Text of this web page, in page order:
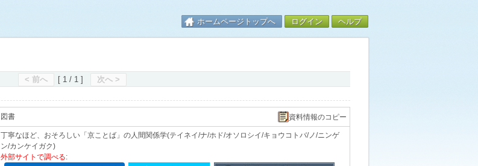
ホームページトップへ ログイン ヘルプ
< 前へ [ 1 / 1 ] 次へ >
図書 資料情報のコピー
丁寧なほど、おそろしい「京ことば」の人間関係学(テイネイ/ナ/ホド/オソロシイ/キョウコトバ/ノ/ニンゲ
ン/カンケイガク)
外部サイトで調べる: